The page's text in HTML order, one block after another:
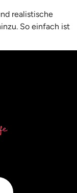
realistische
So einfach ist